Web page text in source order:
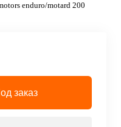
enduro/motard 200
заказ